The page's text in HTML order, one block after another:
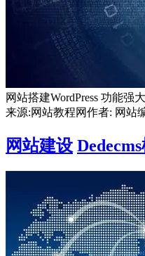
网站搭建WordPress 功能
来源:网站教程网作者: 网站
网站建设